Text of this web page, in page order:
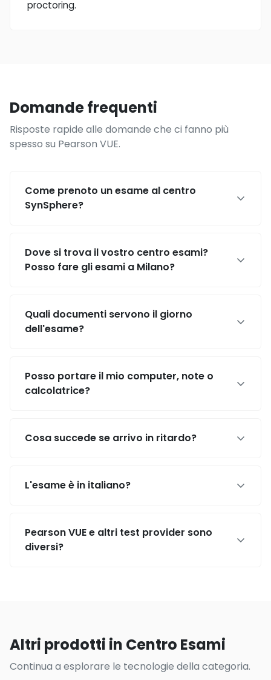
proctoring.
Domande frequenti
Risposte rapide alle domande che ci fanno più
spesso su Pearson VUE.
Come prenoto un esame al centro
SynSphere?
Dove si trova il vostro centro esami?
Posso fare gli esami a Milano?
Quali documenti servono il giorno
dell'esame?
Posso portare il mio computer, note o
calcolatrice?
Cosa succede se arrivo in ritardo?
L'esame è in italiano?
Pearson VUE e altri test provider sono
diversi?
Altri prodotti in Centro Esami
Continua a esplorare le tecnologie della categoria.